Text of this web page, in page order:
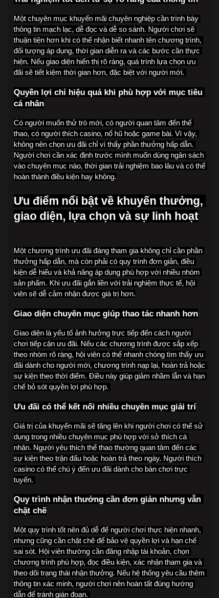
Một chuyên mục khuyến mãi chuyên nghiệp cần trình bày
thông tin mạch lạc, dễ đọc và dễ so sánh. Người chơi sẽ
thuận tiện hơn khi có thể nhận biết nhanh tên chương trình,
đối tượng áp dụng, thời gian diễn ra và các bước cần thực
hiện. Nếu giao diện hiển thị rõ ràng, quá trình lựa chọn ưu
đãi sẽ tiết kiệm thời gian hơn, đặc biệt với người mới.
Quyền lợi chỉ hiệu quả khi phù hợp với mục tiêu
cá nhân
Có người muốn thử trò mới, có người quan tâm đến thể
thao, có người thích casino, nổ hũ hoặc game bài. Vì vậy,
không nên chọn ưu đãi chỉ vì thấy phần thưởng hấp dẫn.
Người chơi cần xác định trước mình muốn dùng ngân sách
vào chuyên mục nào, thời gian trải nghiệm bao lâu và có thể
hoàn thành điều kiện hay không.
Ưu điểm nổi bật về khuyến thưởng,
giao diện, lựa chọn và sự linh hoạt
Một chương trình ưu đãi đáng tham gia không chỉ cần phần
thưởng hấp dẫn, mà còn phải có quy trình đơn giản, điều
kiện dễ hiểu và khả năng áp dụng phù hợp với nhiều nhóm
sản phẩm. Khi ưu đãi gắn liền với trải nghiệm thực tế, hội
viên sẽ dễ cảm nhận được giá trị hơn.
Giao diện chuyên mục giúp thao tác nhanh hơn
Giao diện là yếu tố ảnh hưởng trực tiếp đến cách người
chơi tiếp cận ưu đãi. Nếu các chương trình được sắp xếp
theo nhóm rõ ràng, hội viên có thể nhanh chóng tìm thấy ưu
đãi dành cho người mới, chương trình nạp lại, hoàn trả hoặc
sự kiện theo thời điểm. Điều này giúp giảm nhầm lẫn và hạn
chế bỏ sót quyền lợi phù hợp.
Ưu đãi có thể kết nối nhiều chuyên mục giải trí
Giá trị của khuyến mãi sẽ tăng lên khi người chơi có thể sử
dụng trong nhiều chuyên mục phù hợp với sở thích cá
nhân. Người yêu thích thể thao thường quan tâm đến các
sự kiện theo trận đấu hoặc hoàn trả theo ngày. Người thích
casino có thể chú ý đến ưu đãi dành cho bàn chơi trực
tuyến.
Quy trình nhận thưởng cần đơn giản nhưng vẫn
chặt chẽ
Một quy trình tốt nên đủ dễ để người chơi thực hiện nhanh,
nhưng cũng cần chặt chẽ để bảo vệ quyền lợi và hạn chế
sai sót. Hội viên thường cần đăng nhập tài khoản, chọn
chương trình phù hợp, đọc điều kiện, xác nhận tham gia và
theo dõi trạng thái nhận thưởng. Nếu hệ thống yêu cầu thêm
thông tin xác minh, người chơi nên hoàn tất đúng hướng
dẫn để tránh gián đoạn.